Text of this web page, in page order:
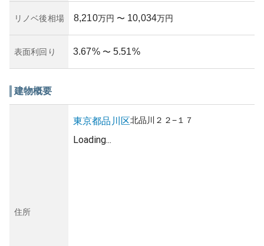
リノベ後相場 8,210万円 〜 10,034万円
表面利回り 3.67% 〜 5.51%
建物概要
住所
東京都品川区北品川 ２２−１７
Loading...